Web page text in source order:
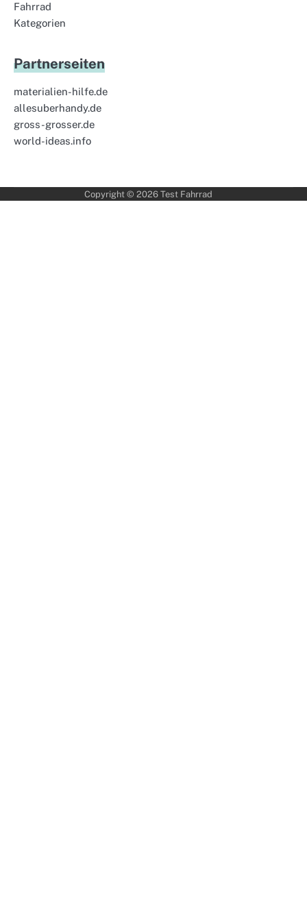
Fahrrad
Kategorien
Partnerseiten
materialien-hilfe.de
allesuberhandy.de
gross-grosser.de
world-ideas.info
Copyright © 2026 Test Fahrrad